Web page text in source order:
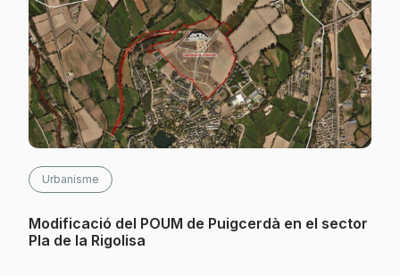
Urbanisme
Modificació del POUM de Puigcerdà en el sector
Pla de la Rigolisa